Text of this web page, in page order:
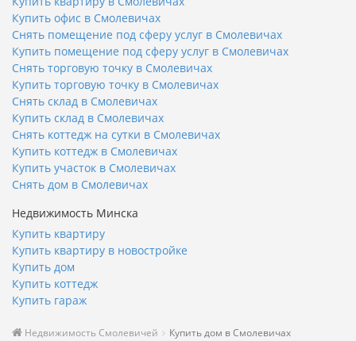
Купить офис в Смолевичах
Снять помещение под сферу услуг в Смолевичах
Купить помещение под сферу услуг в Смолевичах
Снять торговую точку в Смолевичах
Купить торговую точку в Смолевичах
Снять склад в Смолевичах
Купить склад в Смолевичах
Снять коттедж на сутки в Смолевичах
Купить коттедж в Смолевичах
Купить участок в Смолевичах
Снять дом в Смолевичах
Недвижимость Минска
Купить квартиру
Купить квартиру в новостройке
Купить дом
Купить коттедж
Купить гараж
Недвижимость Смолевичей Купить дом в Смолевичах